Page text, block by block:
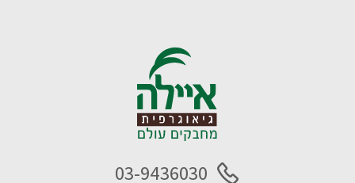
03-9436030